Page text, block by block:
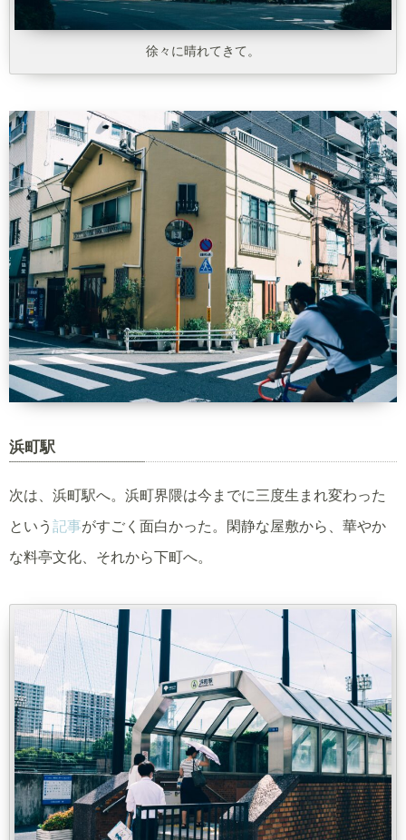
徐々に晴れてきて。
浜町駅
次は、浜町駅へ。浜町界隈は今までに三度生まれ変わった
という 記事がすごく面白かった。閑静な屋敷から、華やか
な料亭文化、それから下町へ。